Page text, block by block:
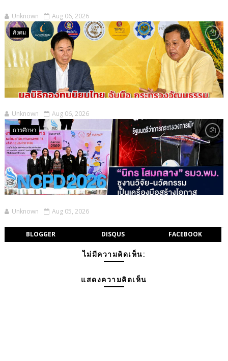
Unknown Aug 06, 2026
สังคม
Unknown Aug 06, 2026
การศึกษา
Unknown Aug 05, 2026
BLOGGER DISQUS FACEBOOK
ไม่มีความคิดเห็น:
แสดงความคิดเห็น